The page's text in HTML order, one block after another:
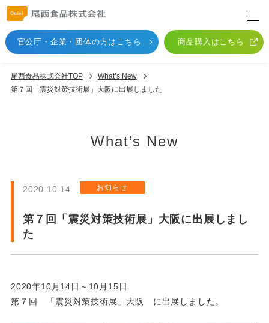
官公庁・企業・団体の方はこちら 商品購入はこちら
尾西食品株式会社TOP
What’s New
第７回「震災対策技術展」大阪に出展しました
What’s New
2020.10.14 お知らせ
第７回「震災対策技術展」大阪に出展しまし
た
2020年10月14日～10月15日
第７回 「震災対策技術展」大阪 に出展しました。